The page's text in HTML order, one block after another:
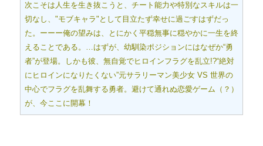
次こそは人生を生き抜こうと、チート能力や特別なスキルは一
切なし、"モブキャラ"として目立たず幸せに過ごすはずだっ
た。ーーー俺の望みは、とにかく平穏無事に穏やかに一生を終
えることである。…はずが、幼馴染ポジションにはなぜか“勇
者”が登場。しかも彼、無自覚でヒロインフラグを乱立!?“絶対
にヒロインになりたくない”元サラリーマン美少女 VS 世界の
中心でフラグを乱舞する勇者。避けて通れぬ恋愛ゲーム（？）
が、今ここに開幕！